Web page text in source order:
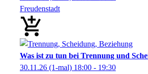
Freudenstadt
Was ist zu tun bei Trennung und
30.11.26 (1-mal) 18:00 - 19:30